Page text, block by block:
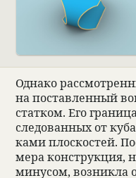
Однако
на постав­лен­ный
стат­ком. Его
сле­до­ван­ных от
ками плос­ко­стей.
мера кон­струкция,
мину­сом, воз­никла